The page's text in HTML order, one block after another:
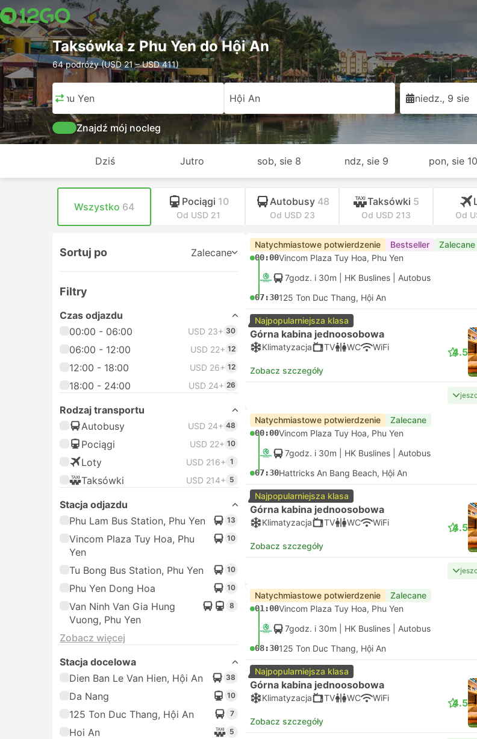
Taksówka z Phu Yen do Hội An
64 podróży (USD 21 – USD 411)
Phu Yen Hội An niedz., 9 sie
Znajdź mój nocleg
Dziś Jutro sob, sie 8 ndz, sie 9 pon, sie 10
Wszystko 64 Pociągi 10
Od USD 21
Autobusy 48
Od USD 23
Taksówki 5
Od USD 213 Od
Sortuj po Zalecane
Filtry
Czas odjazdu
00:00 - 06:00
USD 23+ 30
06:00 - 12:00 USD 22+ 12
12:00 - 18:00 USD 26+ 12
18:00 - 24:00 USD 24+ 26
Rodzaj transportu
Autobusy
USD 24+ 48
Pociągi USD 22+ 10
Loty USD 216+ 1
Taksówki USD 214+ 5
Stacja odjazdu
Phu Lam Bus Station, Phu Yen
13
Vincom Plaza Tuy Hoa, Phu
Yen
10
Tu Bong Bus Station, Phu Yen 10
Phu Yen Dong Hoa 10
Van Ninh Van Gia Hung
Vuong, Phu Yen
8
Zobacz więcej
Stacja docelowa
Dien Ban Le Van Hien, Hội An
38
Da Nang 10
125 Ton Duc Thang, Hội An 7
Hoi An 5
Natychmiastowe potwierdzenie Bestseller Zalecane
00:00Vincom Plaza Tuy Hoa, Phu Yen
7godz. i 30m | HK Buslines Autobus
07:30125 Ton Duc Thang, Hội An
Najpopularniejsza klasa
Górna kabina jednoosobowa
Klimatyzacja TV WC WiFi
Zobacz szczegóły
4.5
Natychmiastowe potwierdzenie Zalecane
00:00Vincom Plaza Tuy Hoa, Phu Yen
7godz. i 30m | HK Buslines Autobus
07:30Hattricks An Bang Beach, Hội An
Najpopularniejsza klasa
Górna kabina jednoosobowa
Klimatyzacja TV WC WiFi
Zobacz szczegóły
4.5
Natychmiastowe potwierdzenie Zalecane
01:00Vincom Plaza Tuy Hoa, Phu Yen
7godz. i 30m | HK Buslines Autobus
08:30125 Ton Duc Thang, Hội An
Najpopularniejsza klasa
Górna kabina jednoosobowa
Klimatyzacja TV WC WiFi
Zobacz szczegóły
4.5